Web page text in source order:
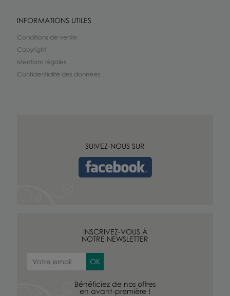
INFORMATIONS UTILES
Conditions de vente
Copyright
Mentions légales
Confidentialité des données
SUIVEZ-NOUS SUR
INSCRIVEZ-VOUS À
NOTRE NEWSLETTER
Bénéficiez de nos offres
en avant-première !